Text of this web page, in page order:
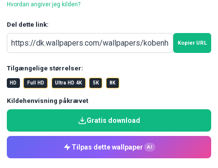
Hvordan angiver jeg kilden?
Del dette link:
Kopier URL
Tilgængelige størrelser:
HD Full HD Ultra HD 4K 5K 8K
Kildehenvisning påkrævet
Gratis download
Tilpas dette wallpaper AI